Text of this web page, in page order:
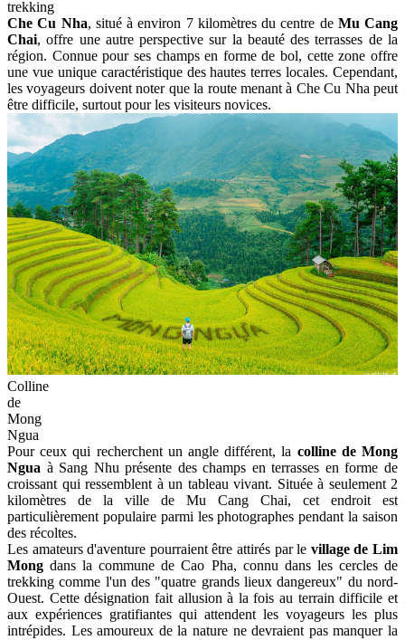
La commune deLa Pan Tanabrite les célèbres "empreintes
digitales du ciel", où les rizières forment des motifs en spirale
complexes. La Pan Tan charme aussi par ses villages pittoresques et
ses jeunes filles Hmong en robes traditionnelles colorées. La colline
de Mam Xoi, à 8 km du centre-ville, est emblématique de Mu Cang
Chai. Ses contours uniques, ressemblant à un bol de riz gluant,
attirent photographes et touristes. À proximité, on peut explorer un
jardin de sarrasin et louer des costumes ethniques pour des photos
immersives.
Mu
Cang
Chai
trekking
Che Cu Nha, situé à environ 7 kilomètres du centre deMu Cang
Chai, offre une autre perspective sur la beauté des terrasses de la
région. Connue pour ses champs en forme de bol, cette zone offre
une vue unique caractéristique des hautes terres locales. Cependant,
les voyageurs doivent noter que la route menant à Che Cu Nha peut
être difficile, surtout pour les visiteurs novices.